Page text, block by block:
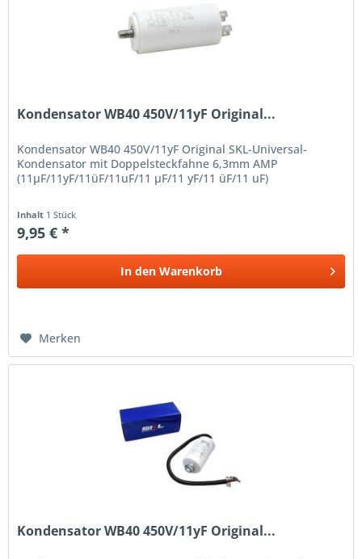
Kondensator WB40 450V/11yF Original...
Kondensator WB40 450V/11yF Original SKL-Universal-
Kondensator mit Doppelsteckfahne 6,3mm AMP
(11µF/11yF/11üF/11uF/11 µF/11 yF/11 üF/11 uF)
Inhalt 1 Stück
9,95 € *
In den Warenkorb
Merken
Kondensator WB40 450V/11yF Original...